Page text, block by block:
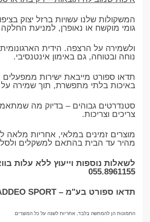
המשקולות שלנו עשויות ברזל יצוק
גומי מוקשח או נאופרן, למניעת החלקה
ולשמירה על הרצפה. הידית
נוחה ובטוחה, גם באימון אינטנסיבי.
תדאו ספורט מייבאת ישירות ממפעלים
באיכות בלתי מתפשרת, תוך שמירה על
סטנדרטים גבוהים – בדיוק מה
צריכים וצריכות.
מוצרים זמינים במלאי, אחריות מלאה
מהיר עד הבית בהתאם למשקלים
לשאלות נוספות וייעוץ ללא עלות
055.8961155
תדאו ספורט בע"מ – TADDEO SPORT
התמונות הן להמחשה בלבד, אחריות לשנה על כל המוצרים